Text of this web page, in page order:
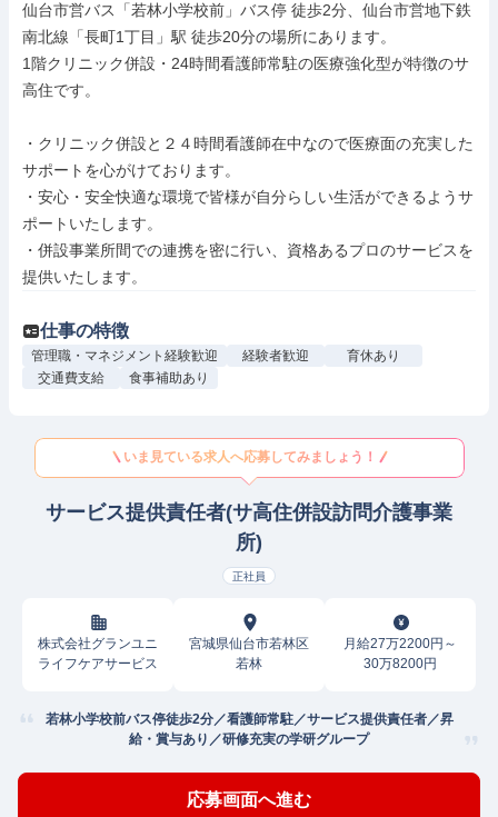
仙台市営バス「若林小学校前」バス停 徒歩2分、仙台市営地下鉄
南北線「長町1丁目」駅 徒歩20分の場所にあります。
1階クリニック併設・24時間看護師常駐の医療強化型が特徴のサ
高住です。
・クリニック併設と２４時間看護師在中なので医療面の充実した
サポートを心がけております。
・安心・安全快適な環境で皆様が自分らしい生活ができるようサ
ポートいたします。
・併設事業所間での連携を密に行い、資格あるプロのサービスを
提供いたします。
仕事の特徴
管理職・マネジメント経験歓迎 経験者歓迎
育休あり
交通費支給
食事補助あり
いま見ている求人へ応募してみましょう！
サービス提供責任者(サ高住併設訪問介護事業
所)
正社員
株式会社グランユニ
ライフケアサービス
宮城県仙台市若林区
若林
月給27万2200円～
30万8200円
若林小学校前バス停徒歩2分／看護師常駐／サービス提供責任者／昇
給・賞与あり／研修充実の学研グループ
応募画面へ進む